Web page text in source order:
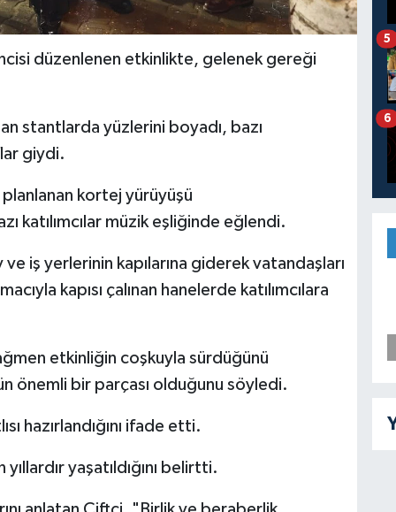
düzenlenen etkinlikte, gelenek gereği
stantlarda yüzlerini boyadı, bazı
giydi.
kortej yürüyüşü
katılımcılar müzik eşliğinde eğlendi.
ve iş yerlerinin kapılarına giderek vatandaşları
kapısı çalınan hanelerde katılımcılara
etkinliğin coşkuyla sürdüğünü
önemli bir parçası olduğunu söyledi.
hazırlandığını ifade etti.
yaşatıldığını belirtti.
5
6